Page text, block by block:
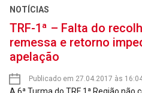
NOTÍCIAS
TRF-1ª – Falta do
remessa e retorno
apelação
Publicado em 27.04.2017 às